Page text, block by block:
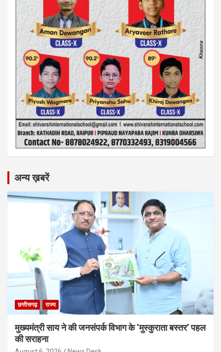
अन्य ख़बरें
छत्तीसगढ़ राज्य
मुख्यमंत्री साय ने की जनसंपर्क विभाग के ‘मुस्कुराता बस्तर’ पहल
की सराहना